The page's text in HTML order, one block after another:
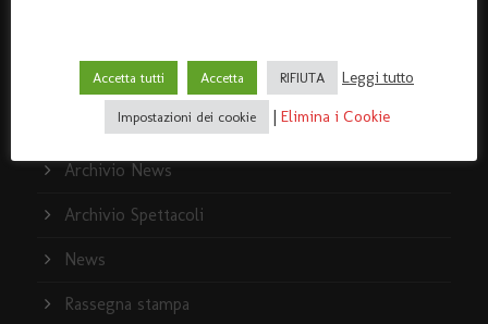
ARCHIVIO
Archivio News
Archivio Spettacoli
News
Rassegna stampa
Accetta tutti Accetta RIFIUTA Leggi tutto
Impostazioni dei cookie | Elimina i Cookie